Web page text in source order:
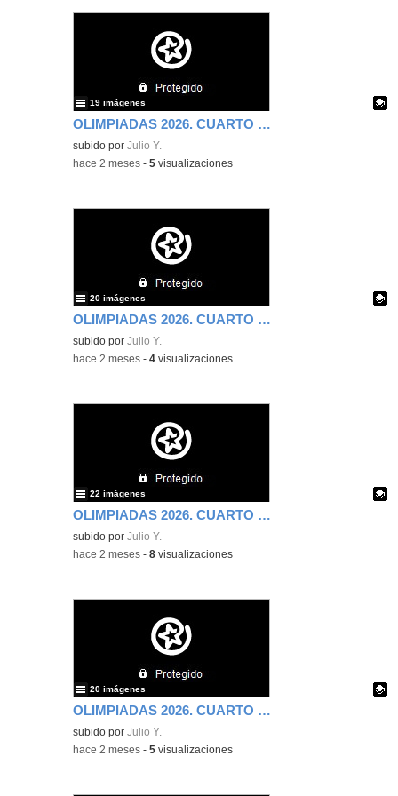
OLIMPIADAS 2026. CUARTO DE PRIMARIA. SÉPTIMA PARTE.
Contenido educativo.
subido porJulio Y.
19 imágenes
-hace 2 meses -5 visualizaciones
OLIMPIADAS 2026. CUARTO DE PRIMARIA. SEXTA PARTE.
Contenido educativo.
subido porJulio Y.
20 imágenes
-hace 2 meses -4 visualizaciones
OLIMPIADAS 2026. CUARTO DE PRIMARIA. QUINTA PARTE.
Contenido educativo.
subido porJulio Y.
22 imágenes
-hace 2 meses -8 visualizaciones
OLIMPIADAS 2026. CUARTO DE PRIMARIA. CUARTA PARTE.
Contenido educativo.
subido porJulio Y.
20 imágenes
-hace 2 meses -5 visualizaciones